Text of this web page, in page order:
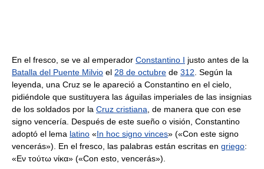
En el fresco, se ve al emperador Constantino I justo antes de la
Batalla del Puente Milvio el 28 de octubre de 312 . Según la
leyenda, una Cruz se le apareció a Constantino en el cielo,
pidiéndole que sustituyera las águilas imperiales de las insignias
de los soldados por la Cruz cristiana , de manera que con ese
signo vencería. Después de este sueño o visión, Constantino
adoptó el lema latino «In hoc signo vinces» («Con este signo
vencerás»). En el fresco, las palabras están escritas en griego:
«Εν τούτω νίκα» («Con esto, vencerás»).